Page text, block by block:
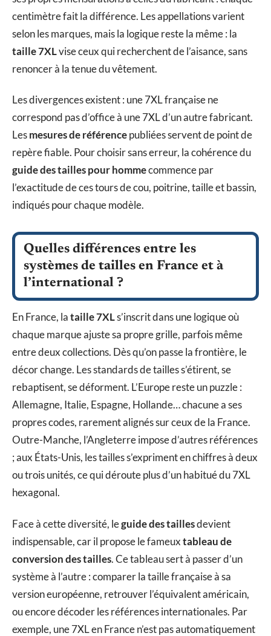
centimètre fait la différence. Les appellations varient
selon les marques, mais la logique reste la même : la
taille 7XLvise ceux qui recherchent de l’aisance, sans
renoncer à la tenue du vêtement.
Les divergences existent : une 7XL française ne
correspond pas d’office à une 7XL d’un autre fabricant.
Lesmesures de référencepubliées servent de point de
repère fiable. Pour choisir sans erreur, la cohérence du
guide des tailles pour hommecommence par
l’exactitude de ces tours de cou, poitrine, taille et bassin,
indiqués pour chaque modèle.
Quelles différences entre les
systèmes de tailles en France et à
l’international ?
En France, lataille 7XLs’inscrit dans une logique où
chaque marque ajuste sa propre grille, parfois même
entre deux collections. Dès qu’on passe la frontière, le
décor change. Les standards de tailles s’étirent, se
rebaptisent, se déforment. L’Europe reste un puzzle :
Allemagne, Italie, Espagne, Hollande… chacune a ses
propres codes, rarement alignés sur ceux de la France.
Outre-Manche, l’Angleterre impose d’autres références
; aux États-Unis, les tailles s’expriment en chiffres à deux
ou trois unités, ce qui déroute plus d’un habitué du 7XL
hexagonal.
Face à cette diversité, leguide des taillesdevient
indispensable, car il propose le fameuxtableau de
conversion des tailles. Ce tableau sert à passer d’un
système à l’autre : comparer la taille française à sa
version européenne, retrouver l’équivalent américain,
ou encore décoder les références internationales. Par
exemple, une 7XL en France n’est pas automatiquement